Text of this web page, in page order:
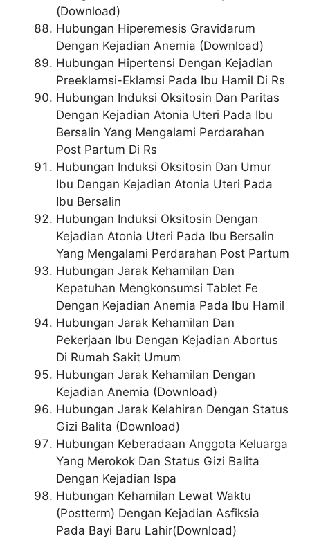
(Download)
Hubungan Hiperemesis Gravidarum
Dengan Kejadian Anemia (Download)
Hubungan Hipertensi Dengan Kejadian
Preeklamsi-Eklamsi Pada Ibu Hamil Di Rs
Hubungan Induksi Oksitosin Dan Paritas
Dengan Kejadian Atonia Uteri Pada Ibu
Bersalin Yang Mengalami Perdarahan
Post Partum Di Rs
Hubungan Induksi Oksitosin Dan Umur
Ibu Dengan Kejadian Atonia Uteri Pada
Ibu Bersalin
Hubungan Induksi Oksitosin Dengan
Kejadian Atonia Uteri Pada Ibu Bersalin
Yang Mengalami Perdarahan Post Partum
Hubungan Jarak Kehamilan Dan
Kepatuhan Mengkonsumsi Tablet Fe
Dengan Kejadian Anemia Pada Ibu Hamil
Hubungan Jarak Kehamilan Dan
Pekerjaan Ibu Dengan Kejadian Abortus
Di Rumah Sakit Umum
Hubungan Jarak Kehamilan Dengan
Kejadian Anemia (Download)
Hubungan Jarak Kelahiran Dengan Status
Gizi Balita (Download)
Hubungan Keberadaan Anggota Keluarga
Yang Merokok Dan Status Gizi Balita
Dengan Kejadian Ispa
Hubungan Kehamilan Lewat Waktu
(Postterm) Dengan Kejadian Asfiksia
Pada Bayi Baru Lahir(Download)